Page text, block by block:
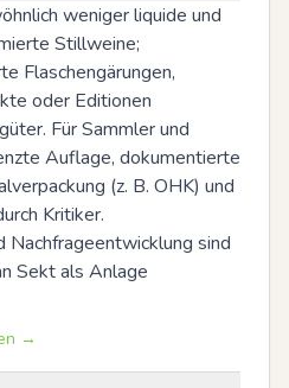
weniger liquide und
Stillweine;
Flaschengärungen,
oder Editionen
Für Sammler und
Auflage, dokumentierte
(z. B. OHK) und
Kritiker.
Nachfrageentwicklung sind
Sekt als Anlage
→